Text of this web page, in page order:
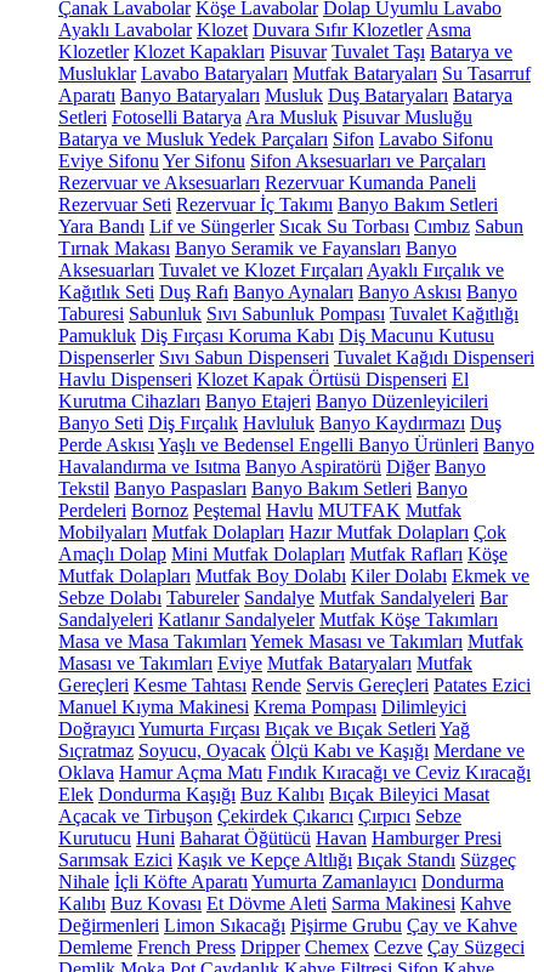
Çanak Lavabolar Köşe Lavabolar Dolap Uyumlu Lavabo
Ayaklı Lavabolar Klozet Duvara Sıfır Klozetler Asma
Klozetler Klozet Kapakları Pisuvar Tuvalet Taşı Batarya ve
Musluklar Lavabo Bataryaları Mutfak Bataryaları Su Tasarruf
Aparatı Banyo Bataryaları Musluk Duş Bataryaları Batarya
Setleri Fotoselli Batarya Ara Musluk Pisuvar Musluğu
Batarya ve Musluk Yedek Parçaları Sifon Lavabo Sifonu
Eviye Sifonu Yer Sifonu Sifon Aksesuarları ve Parçaları
Rezervuar ve Aksesuarları Rezervuar Kumanda Paneli
Rezervuar Seti Rezervuar İç Takımı Banyo Bakım Setleri
Yara Bandı Lif ve Süngerler Sıcak Su Torbası Cımbız Sabun
Tırnak Makası Banyo Seramik ve Fayansları Banyo
Aksesuarları Tuvalet ve Klozet Fırçaları Ayaklı Fırçalık ve
Kağıtlık Seti Duş Rafı Banyo Aynaları Banyo Askısı Banyo
Taburesi Sabunluk Sıvı Sabunluk Pompası Tuvalet Kağıtlığı
Pamukluk Diş Fırçası Koruma Kabı Diş Macunu Kutusu
Dispenserler Sıvı Sabun Dispenseri Tuvalet Kağıdı Dispenseri
Havlu Dispenseri Klozet Kapak Örtüsü Dispenseri El
Kurutma Cihazları Banyo Etajeri Banyo Düzenleyicileri
Banyo Seti Diş Fırçalık Havluluk Banyo Kaydırmazı Duş
Perde Askısı Yaşlı ve Bedensel Engelli Banyo Ürünleri Banyo
Havalandırma ve Isıtma Banyo Aspiratörü Diğer Banyo
Tekstil Banyo Paspasları Banyo Bakım Setleri Banyo
Perdeleri Bornoz Peştemal Havlu MUTFAK Mutfak
Mobilyaları Mutfak Dolapları Hazır Mutfak Dolapları Çok
Amaçlı Dolap Mini Mutfak Dolapları Mutfak Rafları Köşe
Mutfak Dolapları Mutfak Boy Dolabı Kiler Dolabı Ekmek ve
Sebze Dolabı Tabureler Sandalye Mutfak Sandalyeleri Bar
Sandalyeleri Katlanır Sandalyeler Mutfak Köşe Takımları
Masa ve Masa Takımları Yemek Masası ve Takımları Mutfak
Masası ve Takımları Eviye Mutfak Bataryaları Mutfak
Gereçleri Kesme Tahtası Rende Servis Gereçleri Patates Ezici
Manuel Kıyma Makinesi Krema Pompası Dilimleyici
Doğrayıcı Yumurta Fırçası Bıçak ve Bıçak Setleri Yağ
Sıçratmaz Soyucu, Oyacak Ölçü Kabı ve Kaşığı Merdane ve
Oklava Hamur Açma Matı Fındık Kıracağı ve Ceviz Kıracağı
Elek Dondurma Kaşığı Buz Kalıbı Bıçak Bileyici Masat
Açacak ve Tirbuşon Çekirdek Çıkarıcı Çırpıcı Sebze
Kurutucu Huni Baharat Öğütücü Havan Hamburger Presi
Sarımsak Ezici Kaşık ve Kepçe Altlığı Bıçak Standı Süzgeç
Nihale İçli Köfte Aparatı Yumurta Zamanlayıcı Dondurma
Kalıbı Buz Kovası Et Dövme Aleti Sarma Makinesi Kahve
Değirmenleri Limon Sıkacağı Pişirme Grubu Çay ve Kahve
Demleme French Press Dripper Chemex Cezve Çay Süzgeci